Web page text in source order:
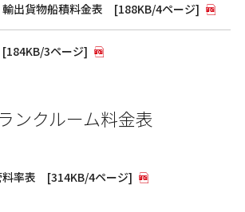
出貨物船積料金表 [188KB/4ページ]
3ページ]
ンクルーム料金表
料率表 [314KB/4ページ]